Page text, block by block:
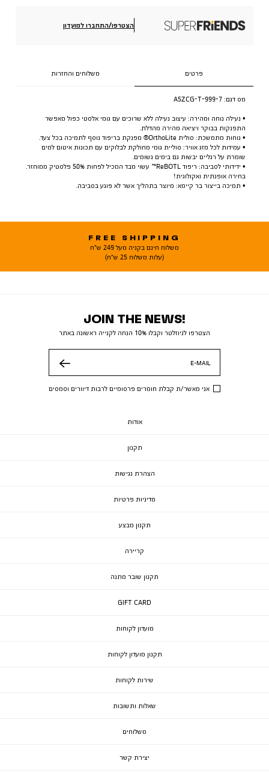
הצטרפו/התחברו למועדון
פרטים משלוחים והחזרות
מס דגם: A5ZCG-T-999-7
• נעילה נוחה ומהירה: עיצוב נעילה ללא שרוכים עם גומי אלסטי כפול מאפשר
התפנקות בבוקר ויציאה מהירה מהדלת.
• נוחות מתמשכת: סולית OrthoLite® מפנקת בריפוד נוסף לתמיכה בכל צעד.
• עמידות לכל מזג אוויר: סוליית גומי מחולקת לבלוקים עם תכונות איטום למים
שומרת על רגליים יבשות גם בימים גשומים.
• ידידותי לסביבה: ריפוד ReBOTL™ עשוי מבד המכיל לפחות 50% פלסטיק ממוחזר.
בחירה אופנתית ואקולוגית!
• תמיכה בייצור בר קיימא: מיוצר בתהליך אשר לא פוגע בסביבה.
FREE SHIPPING
משלוח חינם בקניה מעל 249 ש"ח
(עלות משלוח 25 ש"ח)
JOIN THE NEWS!
הצטרפו לניוזלטר וקבלו 10% הנחה לקנייה ראשונה באתר
E-MAIL
אני מאשר/ת קבלת חומרים פרסומיים לרבות דיוורים וסמסים
אודות
תקנון
הצהרת נגישות
מדיניות פרטיות
תקנון מבצע
קריירה
תקנון שובר מתנה
GIFT CARD
מועדון לקוחות
תקנון מועדון לקוחות
שירות לקוחות
שאלות ותשובות
משלוחים
יצירת קשר